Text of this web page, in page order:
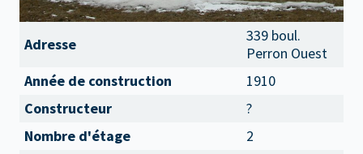
Adresse
339 boul.
Perron Ouest
Année de construction
1910
Constructeur
?
Nombre d'étage
2